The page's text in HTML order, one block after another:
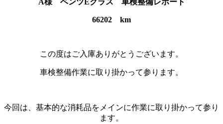
66202 km
この度はご入庫ありがとうございます。
車検整備作業に取り掛かって参ります。
今回は、基本的な消耗品をメインに作業に取り掛かって参り
ます。